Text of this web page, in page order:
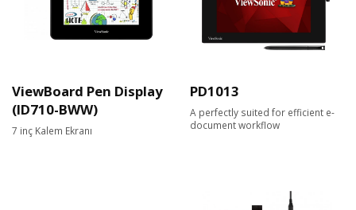
ViewBoard Pen Display
(ID710-BWW)
7 inç Kalem Ekranı
PD1013
A perfectly suited for efficient e-
document workflow